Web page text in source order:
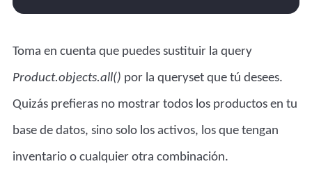
Toma en cuenta que puedes sustituir la query
Product.objects.all() por la queryset que tú desees.
Quizás prefieras no mostrar todos los productos en tu
base de datos, sino solo los activos, los que tengan
inventario o cualquier otra combinación.